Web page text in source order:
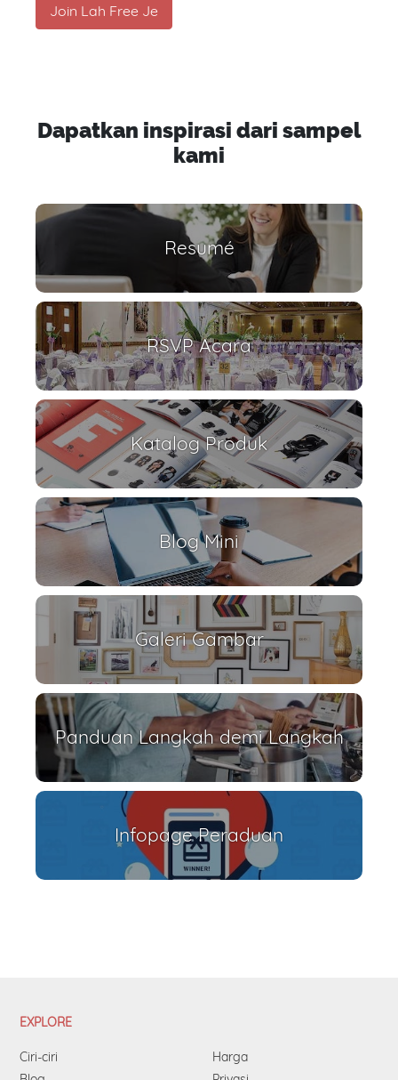
Join Lah Free Je
Dapatkan inspirasi dari sampel
kami
Resumé
RSVP Acara
Katalog Produk
Blog Mini
Galeri Gambar
Panduan Langkah demi Langkah
Infopage Peraduan
EXPLORE
Ciri-ciri
Harga